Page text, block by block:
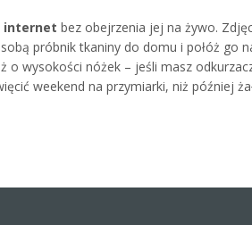
internet bez obejrzenia jej na żywo.
próbnik tkaniny do domu i połóż go
o wysokości nóżek – jeśli masz
weekend na przymiarki, niż później